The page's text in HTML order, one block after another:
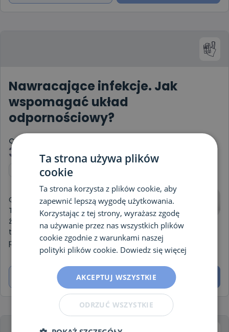
Nawracające infekcje. Jak
wspomagać układ
odpornościowy?
Cena
34,90zł
Chcesz poprawić swoje zdrowie i odporność?
Ta książka będzie dla Ciebie kompleksowym
źródłem informacji. Poprzez analizę
tradycyjnych i współczesnych sposobów
poprawy
Dowiedz się więcej Zamów
Ta strona używa plików
cookie
Ta strona korzysta z plików cookie, aby
zapewnić lepszą wygodę użytkowania.
Korzystając z tej strony, wyrażasz zgodę
na używanie przez nas wszystkich plików
cookie zgodnie z warunkami naszej
polityki plików cookie. Dowiedz się więcej
AKCEPTUJ WSZYSTKIE
ODRZUĆ WSZYSTKIE